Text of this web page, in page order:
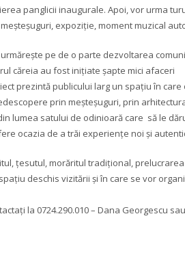
panglicii inaugurale. Apoi, vor urma
expoziție, moment muzical
pe de o parte dezvoltarea
căreia au fost inițiate șapte mici afaceri
prezintă publicului larg un spațiu în care
prin meșteșuguri, prin
lumea satului de odinioară care să le
ocazia de a trăi experiențe noi și
țesutul, morăritul tradițional,
deschis vizitării și în care se vor
la 0724.290.010 – Dana Georgescu